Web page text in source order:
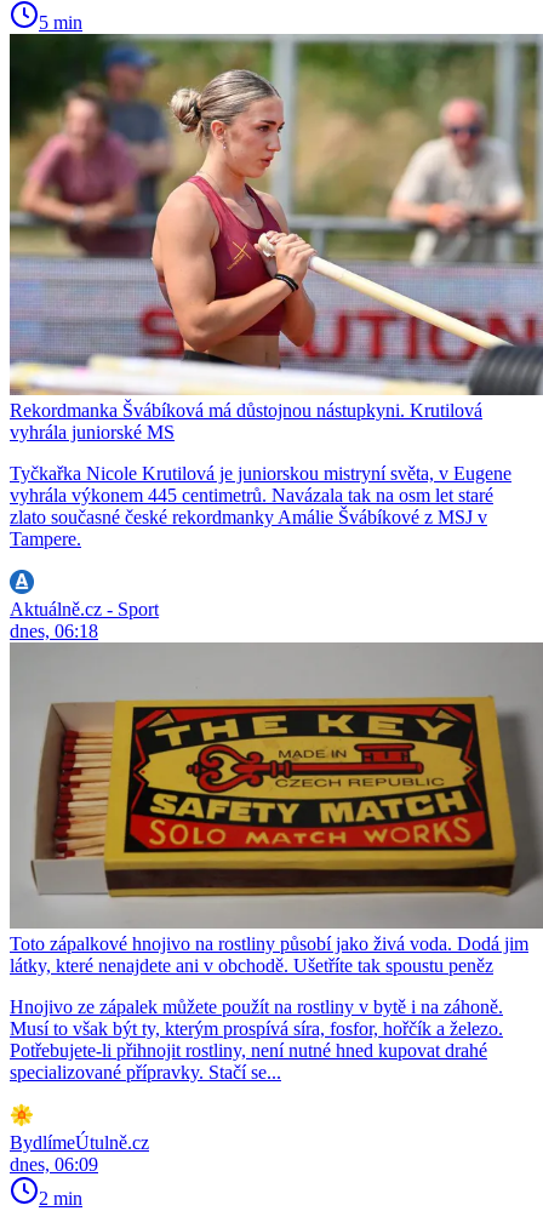
5 min
Rekordmanka Švábíková má důstojnou nástupkyni. Krutilová
vyhrála juniorské MS
Tyčkařka Nicole Krutilová je juniorskou mistryní světa, v Eugene
vyhrála výkonem 445 centimetrů. Navázala tak na osm let staré
zlato současné české rekordmanky Amálie Švábíkové z MSJ v
Tampere.
Aktuálně.cz - Sport
dnes, 06:18
Toto zápalkové hnojivo na rostliny působí jako živá voda. Dodá jim
látky, které nenajdete ani v obchodě. Ušetříte tak spoustu peněz
Hnojivo ze zápalek můžete použít na rostliny v bytě i na záhoně.
Musí to však být ty, kterým prospívá síra, fosfor, hořčík a železo.
Potřebujete-li přihnojit rostliny, není nutné hned kupovat drahé
specializované přípravky. Stačí se...
BydlímeÚtulně.cz
dnes, 06:09
2 min